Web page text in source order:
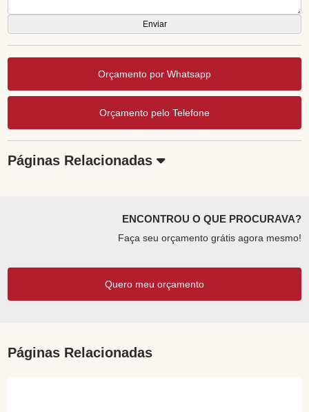
Orçamento por Whatsapp
Orçamento pelo Telefone
Páginas Relacionadas
ENCONTROU O QUE PROCURAVA?
Faça seu orçamento grátis agora mesmo!
Quero meu orçamento
Páginas Relacionadas